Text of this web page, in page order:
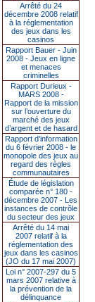
Arrêté du 24
décembre 2008 relatif
à la réglementation
des jeux dans les
casinos
Rapport Bauer - Juin
2008 - Jeux en ligne
et menaces
criminelles
Rapport Durieux -
MARS 2008 -
Rapport de la mission
sur l’ouverture du
marché des jeux
d’argent et de hasard
Rapport d'information
du 6 février 2008 - le
monopole des jeux au
regard des règles
communautaires
Étude de législation
comparée n° 180 -
décembre 2007 - Les
instances de contrôle
du secteur des jeux
Arrêté du 14 mai
2007 relatif à la
réglementation des
jeux dans les casinos
(JO du 17 mai 2007)
Loi n° 2007-297 du 5
mars 2007 relative à
la prévention de la
délinquance